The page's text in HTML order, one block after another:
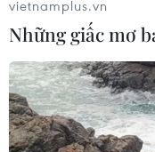
tuyên bố của
Ngày 11/4, nhóm
thông báo về giai
khi tiến hành tổng
vietnamplus.vn
Những giấc mơ